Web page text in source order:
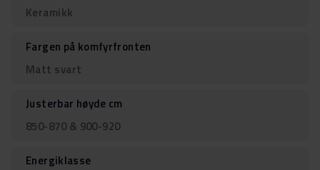
Keramikk
Fargen på komfyrfronten
Matt svart
Justerbar høyde cm
850-870 & 900-920
Energiklasse